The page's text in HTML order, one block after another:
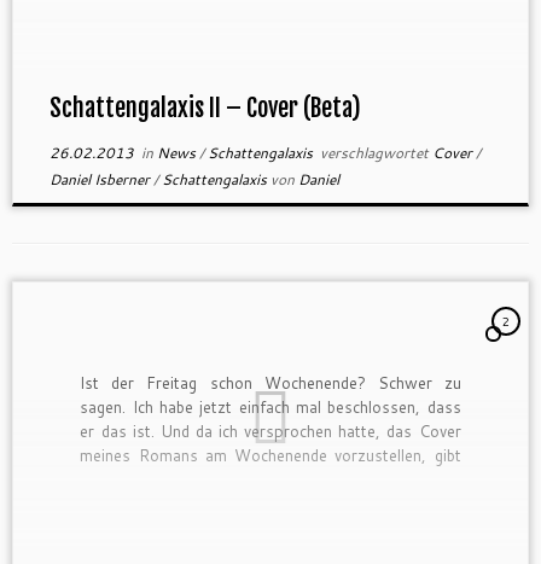
Schattengalaxis II – Cover (Beta)
26.02.2013in News/Schattengalaxis verschlagwortet Cover/
Daniel Isberner/Schattengalaxis von Daniel
2
Ist der Freitag schon Wochenende? Schwer zu
sagen. Ich habe jetzt einfach mal beschlossen, dass
er das ist. Und da ich versprochen hatte, das Cover
meines Romans am Wochenende vorzustellen, gibt